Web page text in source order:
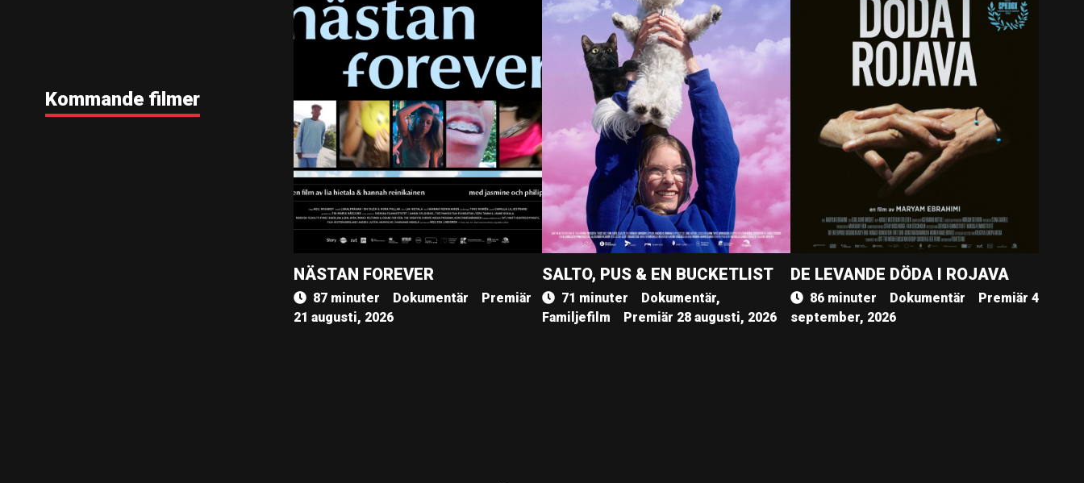
Kommande filmer
NÄSTAN FOREVER
87 minuter Dokumentär
Premiär
21 augusti, 2026
SALTO, PUS & EN BUCKETLIST
71 minuter
Dokumentär,
Familjefilm
Premiär 28 augusti, 2026
DE LEVANDE DÖDA I ROJAVA
86 minuter Dokumentär
Premiär 4
september, 2026